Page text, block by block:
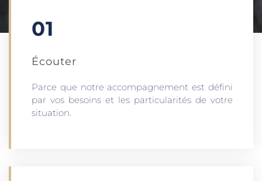
01
Écouter​
Parce que notre accompagnement est défini
par vos besoins et les particularités de votre
situation.